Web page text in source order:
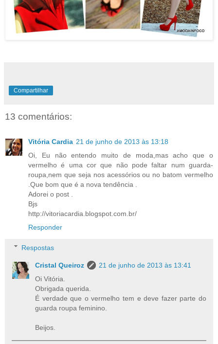
Compartilhar
13 comentários:
Vitória Cardia 21 de junho de 2013 às 13:18
Oi, Eu não entendo muito de moda,mas acho que o
vermelho é uma cor que não pode faltar num guarda-
roupa,nem que seja nos acessórios ou no batom vermelho
.Que bom que é a nova tendência .
Adorei o post .
Bjs
http://vitoriacardia.blogspot.com.br/
Responder
Respostas
Cristal Queiroz
21 de junho de 2013 às 13:41
Oi Vitória.
Obrigada querida.
É verdade que o vermelho tem e deve fazer parte do
guarda roupa feminino.
Beijos.